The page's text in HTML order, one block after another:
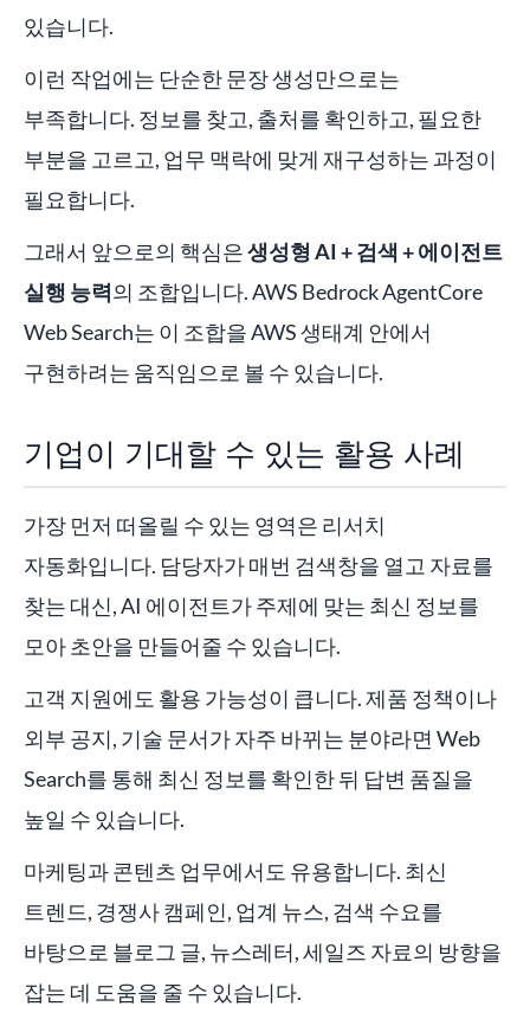
있습니다.
이런 작업에는 단순한 문장 생성만으로는
부족합니다. 정보를 찾고, 출처를 확인하고, 필요한
부분을 고르고, 업무 맥락에 맞게 재구성하는 과정이
필요합니다.
그래서 앞으로의 핵심은생성형 AI + 검색 + 에이전트
실행 능력의 조합입니다. AWS Bedrock AgentCore
Web Search는 이 조합을 AWS 생태계 안에서
구현하려는 움직임으로 볼 수 있습니다.
기업이 기대할 수 있는 활용 사례
가장 먼저 떠올릴 수 있는 영역은 리서치
자동화입니다. 담당자가 매번 검색창을 열고 자료를
찾는 대신, AI 에이전트가 주제에 맞는 최신 정보를
모아 초안을 만들어줄 수 있습니다.
고객 지원에도 활용 가능성이 큽니다. 제품 정책이나
외부 공지, 기술 문서가 자주 바뀌는 분야라면 Web
Search를 통해 최신 정보를 확인한 뒤 답변 품질을
높일 수 있습니다.
마케팅과 콘텐츠 업무에서도 유용합니다. 최신
트렌드, 경쟁사 캠페인, 업계 뉴스, 검색 수요를
바탕으로 블로그 글, 뉴스레터, 세일즈 자료의 방향을
잡는 데 도움을 줄 수 있습니다.